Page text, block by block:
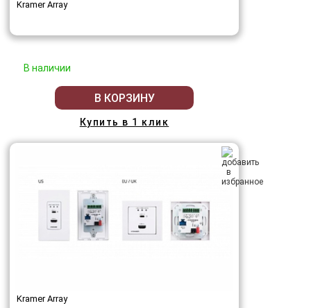
Kramer Array
В наличии
В КОРЗИНУ
Купить в 1 клик
Kramer Array